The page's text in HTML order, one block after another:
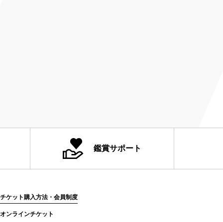
鑑賞サポート
チケット購入方法・会員制度
オンラインチケット